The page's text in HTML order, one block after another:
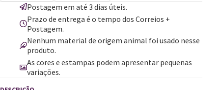
Postagem em até 3 dias úteis.
Prazo de entrega é o tempo dos Correios +
Postagem.
Nenhum material de origem animal foi usado nesse
produto.
As cores e estampas podem apresentar pequenas
variações.